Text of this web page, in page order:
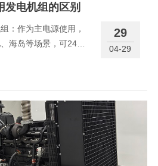
发电机组的区别
：作为主电源使用，
海岛等场景，可24小
间启动，多用于医
防备用等，只短时应
29
04-29